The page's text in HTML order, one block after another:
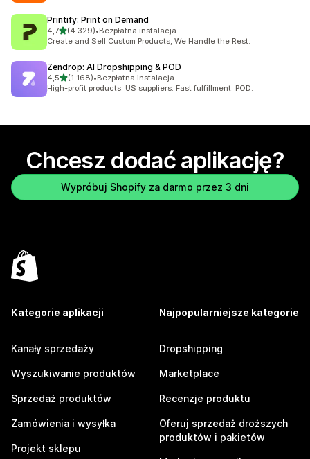
Printify: Print on Demand
4,7na 5 gwiazdek
(4 329)
Łączna liczba recenzji: 4329
•Bezpłatna instalacja
Create and Sell Custom Products, We Handle the Rest.
Zendrop: AI Dropshipping & POD
4,5na 5 gwiazdek
(1 168)
Łączna liczba recenzji: 1168
•Bezpłatna instalacja
High-profit products. US suppliers. Fast fulfillment. POD.
Chcesz dodać aplikację?
Wypróbuj Shopify za darmo przez 3 dni
Kategorie aplikacji
Kanały sprzedaży
Wyszukiwanie produktów
Sprzedaż produktów
Zamówienia i wysyłka
Projekt sklepu
Najpopularniejsze kategorie
Dropshipping
Marketplace
Recenzje produktu
Oferuj sprzedaż droższych
produktów i pakietów